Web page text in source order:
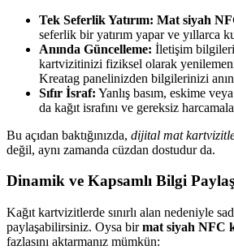
Tek Seferlik Yatırım: Mat siyah
seferlik bir yatırım yapar ve yıllarca
Anında Güncelleme: İletişim
kartvizitinizi fiziksel olarak
Kreatag panelinizden bilgilerinizi
Sıfır İsraf: Yanlış basım, eskime
da kağıt israfını ve gereksiz
Bu açıdan baktığınızda, dijital mat
değil, aynı zamanda cüzdan dostudur da.
Dinamik ve Kapsamlı Bilgi
Kağıt kartvizitlerde sınırlı alan nedeniyle
paylaşabilirsiniz. Oysa birmat siyah NFC
fazlasını aktarmanız mümkün: